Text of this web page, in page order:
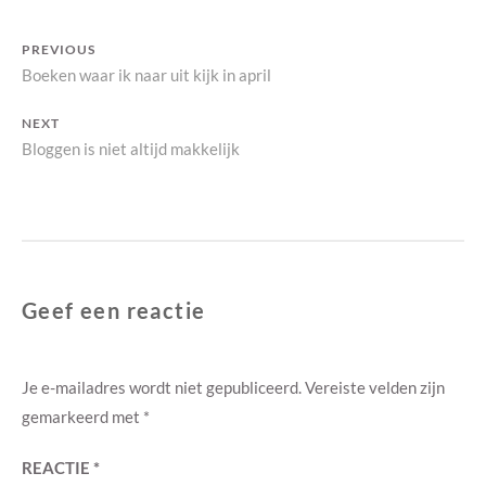
Bericht
navigatie
PREVIOUS
Previous
Boeken waar ik naar uit kijk in april
NEXT
Next
Bloggen is niet altijd makkelijk
Geef een reactie
Je e-mailadres wordt niet gepubliceerd.Vereiste velden zijn
gemarkeerd met *
REACTIE *